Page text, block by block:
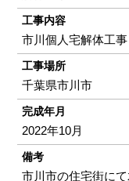
工事内容
市川個人宅解体工事
工事場所
千葉県市川市
完成年月
2022年10月
備考
市川市の住宅街に